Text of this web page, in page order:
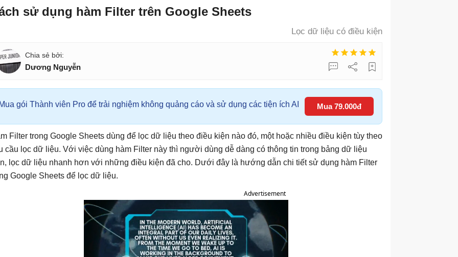
sử dụng hàm Filter trên Google Sheets
Lọc dữ liệu có điều kiện
Dương Nguyễn
Mua gói Thành viên Pro để trải nghiệm không quảng cáo và sử dụng các tiện ích AI Mua 79.000đ
Filter trong Google Sheets dùng để lọc dữ liệu theo điều kiện nào đó, một hoặc nhiều điều kiện tùy theo
cầu lọc dữ liệu. Với việc dùng hàm Filter này thì người dùng dễ dàng có thông tin trong bảng dữ liệu
lọc dữ liệu nhanh hơn với những điều kiện đã cho. Dưới đây là hướng dẫn chi tiết sử dụng hàm Filter
Google Sheets để lọc dữ liệu.
Advertisement